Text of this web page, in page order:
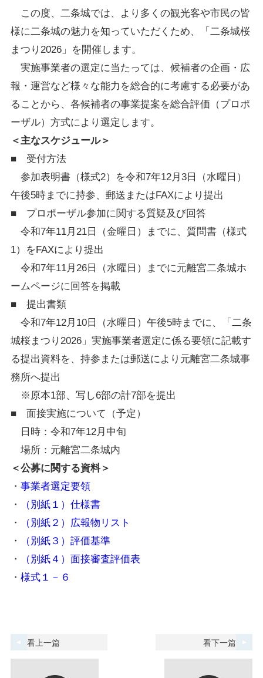
この度、二条城では、より多くの観光客や市民の皆
様に二条城の魅力を知っていただくため、「二条城桜
まつり2026」を開催します。
実施事業者の選定に当たっては、候補者の企画・広
報・運営など様々な能力を総合的に考慮する必要があ
ることから、各候補者の事業提案を総合評価（プロポ
ーザル）方式により選定します。
＜主なスケジュール＞
■ 受付方法
参加表明書（様式2）を令和7年12月3日（水曜日）
午後5時までに持参、郵送またはFAXにより提出
■ プロポーザル参加に関する質疑及び回答
令和7年11月21日（金曜日）までに、質問書（様式
1）をFAXにより提出
令和7年11月26日（水曜日）までに元離宮二条城ホ
ームページに回答を掲載
■ 提出書類
令和7年12月10日（水曜日）午後5時までに、「二条
城桜まつり2026」実施事業者選定に係る要領に記載す
る提出資料を、持参または郵送により元離宮二条城事
務所へ提出
※原本1部、写し6部の計7部を提出
■ 面接実施について（予定）
日時：令和7年12月中旬
場所：元離宮二条城内
＜公募に関する資料＞
・ 事業者選定要領
・
（別紙１）仕様書
・
（別紙２）広報物リスト
・
（別紙３）評価基準
・
（別紙４）面接審査評価表
・ 様式１－６
看上一篇 看下一篇